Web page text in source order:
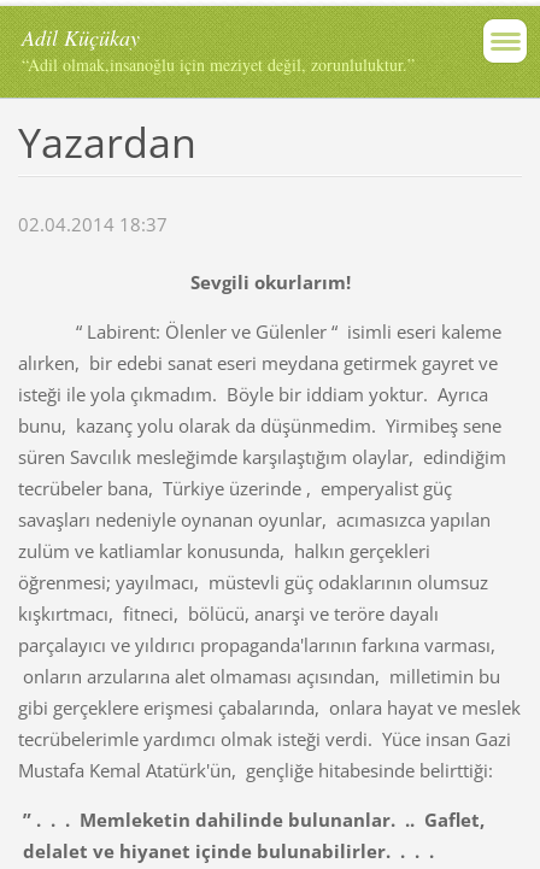
Adil Küçükay
“Adil olmak,insanoğlu için meziyet değil, zorunluluktur.”
Yazardan
02.04.2014 18:37
Sevgili okurlarım!
“ Labirent: Ölenler ve Gülenler “ isimli eseri kaleme
alırken, bir edebi sanat eseri meydana getirmek gayret ve
isteği ile yola çıkmadım. Böyle bir iddiam yoktur. Ayrıca
bunu, kazanç yolu olarak da düşünmedim. Yirmibeş sene
süren Savcılık mesleğimde karşılaştığım olaylar, edindiğim
tecrübeler bana, Türkiye üzerinde , emperyalist güç
savaşları nedeniyle oynanan oyunlar, acımasızca yapılan
zulüm ve katliamlar konusunda, halkın gerçekleri
öğrenmesi; yayılmacı, müstevli güç odaklarının olumsuz
kışkırtmacı, fitneci, bölücü, anarşi ve teröre dayalı
parçalayıcı ve yıldırıcı propaganda'larının farkına varması,
onların arzularına alet olmaması açısından, milletimin bu
gibi gerçeklere erişmesi çabalarında, onlara hayat ve meslek
tecrübelerimle yardımcı olmak isteği verdi. Yüce insan Gazi
Mustafa Kemal Atatürk'ün, gençliğe hitabesinde belirttiği:
” . . . Memleketin dahilinde bulunanlar. .. Gaflet,
delalet ve hiyanet içinde bulunabilirler. . . .